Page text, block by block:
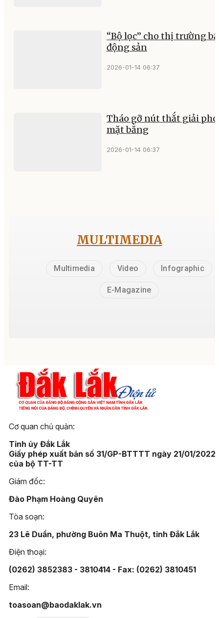
“Bộ lọc” cho thị trường
động sản
2026-01-14 06:37
Tháo gỡ nút thắt giải
mặt bằng
2026-01-14 06:37
MULTIMEDIA
Multimedia Video Infographic
E-Magazine
Cơ quan chủ quản:
Tỉnh ủy Đắk Lắk
Giấy phép xuất bản số 31/GP-BTTTT ngày 21/01/2022
của bộ TT-TT
Giám đốc:
Đào Phạm Hoàng Quyên
Tòa soạn:
23 Lê Duẩn, phường Buôn Ma Thuột, tỉnh Đắk Lắk
Điện thoại:
(0262) 3852383 - 3810414 - Fax: (0262) 3810451
Email:
toasoan@baodaklak.vn